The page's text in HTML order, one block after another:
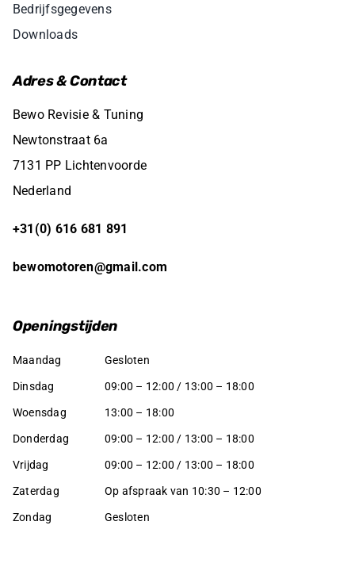
Bedrijfsgegevens
Downloads
Adres & Contact
Bewo Revisie & Tuning
Newtonstraat 6a
7131 PP Lichtenvoorde
Nederland
+31(0) 616 681 891
bewomotoren@gmail.com
Openingstijden
Maandag Gesloten
Dinsdag 09:00 – 12:00 / 13:00 – 18:00
Woensdag 13:00 – 18:00
Donderdag 09:00 – 12:00 / 13:00 – 18:00
Vrijdag 09:00 – 12:00 / 13:00 – 18:00
Zaterdag Op afspraak van 10:30 – 12:00
Zondag Gesloten